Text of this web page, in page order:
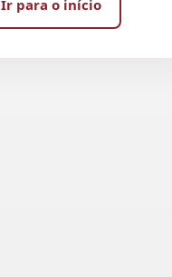
Ir para o início